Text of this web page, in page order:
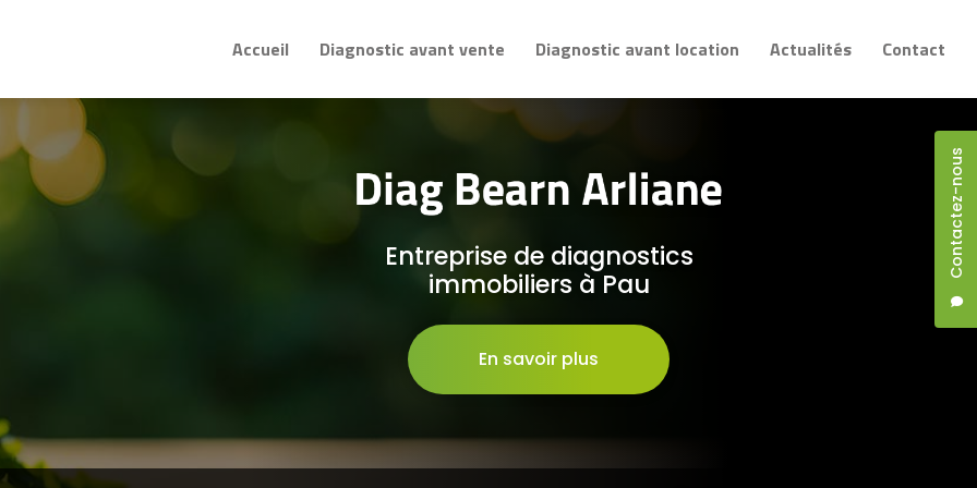
Contactez-nous
Accueil
Diagnostic avant vente Diagnostic avant location Actualités Contact
Entreprise de diagnostics
immobiliers à Pau
En savoir plus